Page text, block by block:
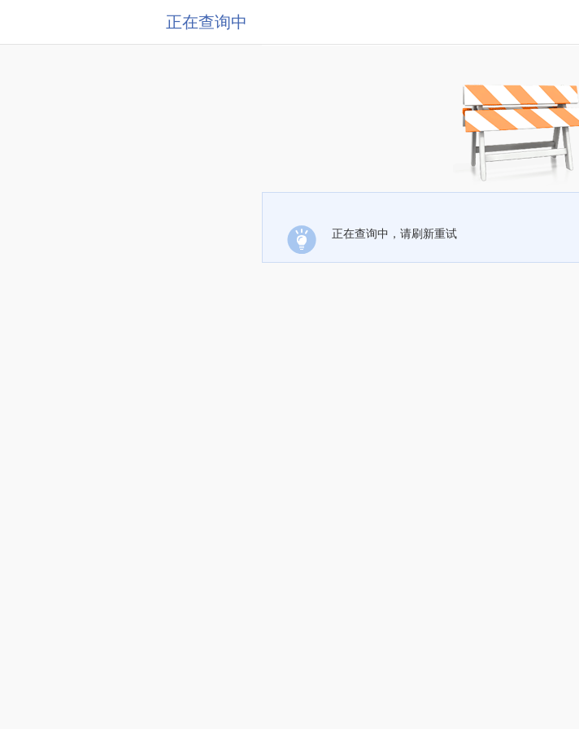
正在查询中
正在查询中，请刷新重试